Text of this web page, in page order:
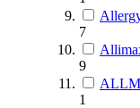
7
9
1